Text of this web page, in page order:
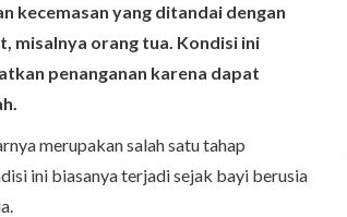
kecemasan yang ditandai dengan
misalnya orang tua. Kondisi ini
penanganan karena dapat
merupakan salah satu tahap
ini biasanya terjadi sejak bayi berusia